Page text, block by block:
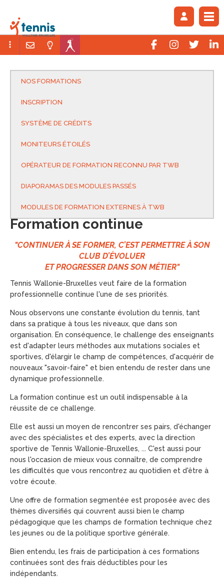
NOS FORMATIONS
INSCRIPTION
SYSTÈME DE CRÉDITS
MONITEURS ÉTOILÉS
OPÉRATEUR DE FORMATION RECONNU PAR TWB
DIAPORAMAS DES MODULES PASSÉS
MODULES DE FORMATION EXTERNES À TWB
Formation continue
"CONTINUER À SE FORMER, C’EST PERMETTRE À SON
CLUB D’ÉVOLUER
ET PROGRESSER DANS SON MÉTIER"
Tennis Wallonie-Bruxelles veut faire de la formation
professionnelle continue l'une de ses priorités.
Nous observons une constante évolution du tennis, tant
dans sa pratique à tous les niveaux, que dans son
organisation. En conséquence, le challenge des enseignants
est d'adapter leurs méthodes aux mutations sociales et
sportives, d'élargir le champ de compétences, d'acquérir de
nouveaux "savoir-faire" et bien entendu de rester dans une
dynamique professionnelle.
La formation continue est un outil indispensable à la
réussite de ce challenge.
Elle est aussi un moyen de rencontrer ses pairs, d'échanger
avec des spécialistes et des experts, avec la direction
sportive de Tennis Wallonie-Bruxelles, ... C'est aussi pour
nous l'occasion de mieux vous connaître, de comprendre
les difficultés que vous rencontrez au quotidien et d'être à
votre écoute.
Une offre de formation segmentée est proposée avec des
thèmes diversifiés qui couvrent aussi bien le champ
pédagogique que les champs de formation technique chez
les jeunes ou de la politique sportive générale.
Bien entendu, les frais de participation à ces formations
continuées sont des frais déductibles pour les
indépendants.